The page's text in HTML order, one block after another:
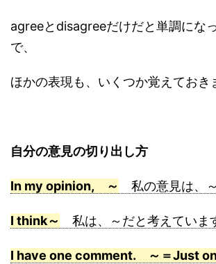
agreeとdisagreeだけだと単調にな
で、
ほかの表現も、いくつか覚えておき
自分の意見の切り出し方
In my opinion, ～ 私の意見は、～
I think～ 私は、～だと考えていま
I have one comment. ～＝Just